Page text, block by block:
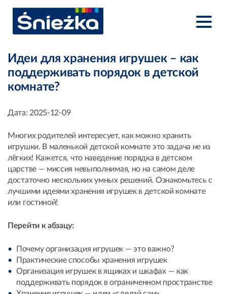
Идеи для хранения игрушек – как
поддерживать порядок в детской
комнате?
Дата: 2025-12-09
Многих родителей интересует, как можно хранить
игрушки. В маленькой детской комнате это задача не из
лёгких! Кажется, что наведение порядка в детском
царстве — миссия невыполнимая, но на самом деле
достаточно нескольких умных решений. Ознакомьтесь с
лучшими идеями хранения игрушек в детской комнате
или гостиной!
Перейти к абзацу:
Почему организация игрушек — это важно?
Практические способы хранения игрушек
Организация игрушек в ящиках и шкафах — как
поддерживать порядок в ограниченном пространстве